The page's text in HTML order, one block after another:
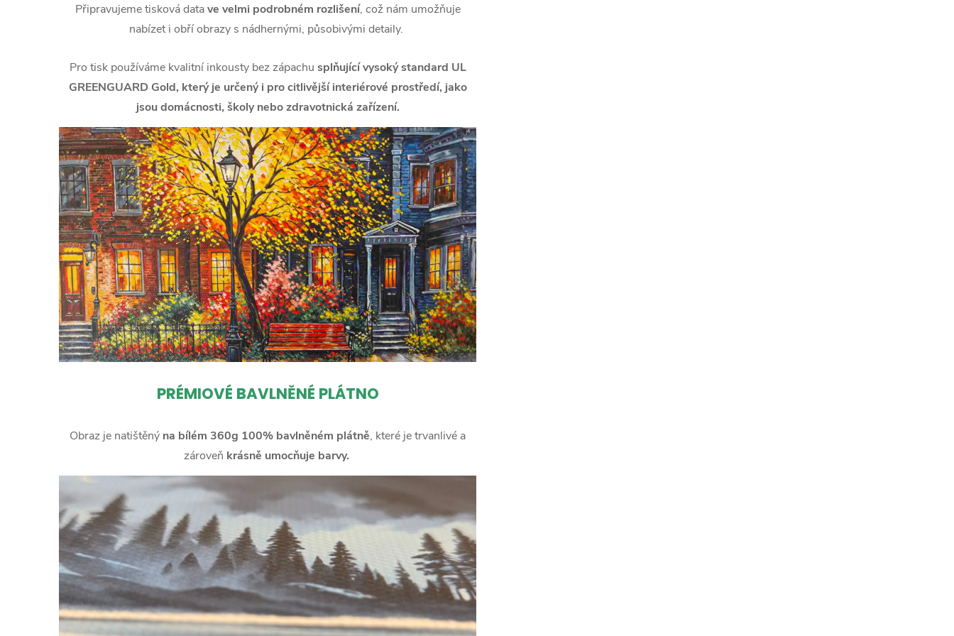
Připravujeme tisková datave velmi podrobném rozlišení, což nám umožňuje
nabízet i obří obrazy s nádhernými, působivými detaily.
Pro tisk používáme kvalitní inkousty bez zápachu splňující vysoký standard UL
GREENGUARD Gold, který je určený i pro citlivější interiérové prostředí, jako
jsou domácnosti, školy nebo zdravotnická zařízení.
PRÉMIOVÉ BAVLNĚNÉ PLÁTNO
Obraz je natištěný na bílém 360g 100% bavlněném plátně, které je trvanlivé a
zároveň krásně umocňuje barvy.